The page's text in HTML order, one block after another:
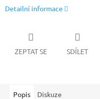
Detailní informace
ZEPTAT SE SDÍLET
Popis Diskuze